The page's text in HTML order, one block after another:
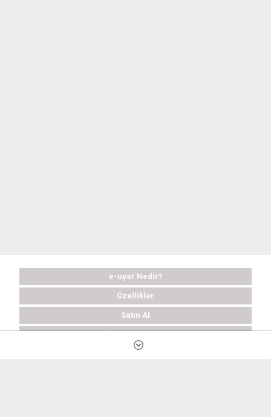
e-uyar Nedir?
Özellikler
Satın Al